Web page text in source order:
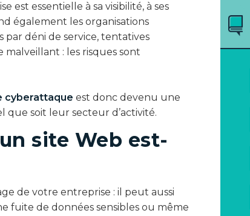
est essentielle à sa visibilité, à ses
également les organisations
déni de service, tentatives
malveillant : les risques sont
cyberattaque est donc devenu une
soit leur secteur d’activité.
site Web est-
de votre entreprise : il peut aussi
fuite de données sensibles ou même